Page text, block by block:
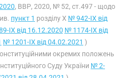
, ВВР, 2020, № 52, ст.497 - щодо
пункт 1 розділу X № 942-IX від
IX від 16.12.2020 № 1174-IX від
№ 1201-IX від 04.02.2021 )
окремих положень
Суду України № 2-